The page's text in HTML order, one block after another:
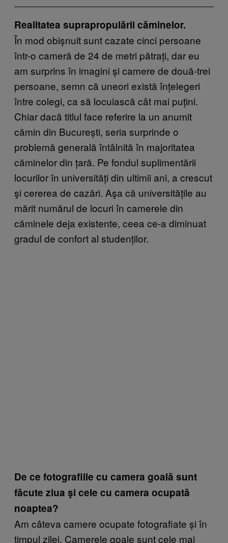
Realitatea suprapropulării căminelor.
În mod obișnuit sunt cazate cinci persoane
într-o cameră de 24 de metri pătrați, dar eu
am surprins în imagini și camere de două-trei
persoane, semn că uneori există înțelegeri
între colegi, ca să locuiască cât mai puțini.
Chiar dacă titlul face referire la un anumit
cămin din București, seria surprinde o
problemă generală întâlnită în majoritatea
căminelor din țară. Pe fondul suplimentării
locurilor în universități din ultimii ani, a crescut
şi cererea de cazări. Aşa că universitățile au
mărit numărul de locuri în camerele din
căminele deja existente, ceea ce-a diminuat
gradul de confort al studenților.
De ce fotografiile cu camera goală sunt
făcute ziua şi cele cu camera ocupată
noaptea?
Am câteva camere ocupate fotografiate și în
timpul zilei. Camerele goale sunt cele mai